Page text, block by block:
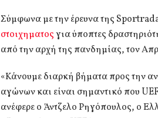
Σύμφωνα με την έρευνα της
στοιχηματοςγια ύποπτες
από την αρχή της πανδημίας, τον
«Κάνουμε διαρκή βήματα προς την
αγώνων και είναι σημαντικό που
ανέφερε ο Άντζελο Ρηγόπουλος, ο